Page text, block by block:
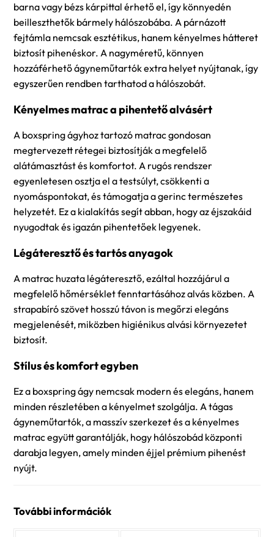
barna vagy bézs kárpittal érhető el, így könnyedén
beilleszthetők bármely hálószobába. A párnázott
fejtámla nemcsak esztétikus, hanem kényelmes hátteret
biztosít pihenéskor. A nagyméretű, könnyen
hozzáférhető ágyneműtartók extra helyet nyújtanak, így
egyszerűen rendben tarthatod a hálószobát.
Kényelmes matrac a pihentető alvásért
A boxspring ágyhoz tartozó matrac gondosan
megtervezett rétegei biztosítják a megfelelő
alátámasztást és komfortot. A rugós rendszer
egyenletesen osztja el a testsúlyt, csökkenti a
nyomáspontokat, és támogatja a gerinc természetes
helyzetét. Ez a kialakítás segít abban, hogy az éjszakáid
nyugodtak és igazán pihentetőek legyenek.
Légáteresztő és tartós anyagok
A matrac huzata légáteresztő, ezáltal hozzájárul a
megfelelő hőmérséklet fenntartásához alvás közben. A
strapabíró szövet hosszú távon is megőrzi elegáns
megjelenését, miközben higiénikus alvási környezetet
biztosít.
Stílus és komfort egyben
Ez a boxspring ágy nemcsak modern és elegáns, hanem
minden részletében a kényelmet szolgálja. A tágas
ágyneműtartók, a masszív szerkezet és a kényelmes
matrac együtt garantálják, hogy hálószobád központi
darabja legyen, amely minden éjjel prémium pihenést
nyújt.
További információk